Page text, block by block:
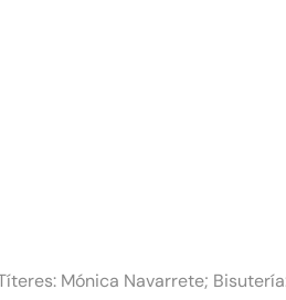
Mónica Navarrete;